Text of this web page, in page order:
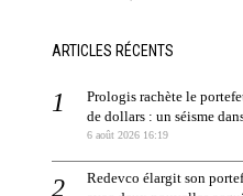
ARTICLES RÉCENTS
Prologis rachète le
de dollars : un séisme
6 août 2026 16:19
Redevco élargit son